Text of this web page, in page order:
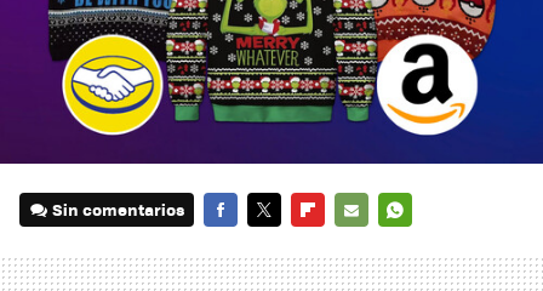
Sin comentarios
MAIL